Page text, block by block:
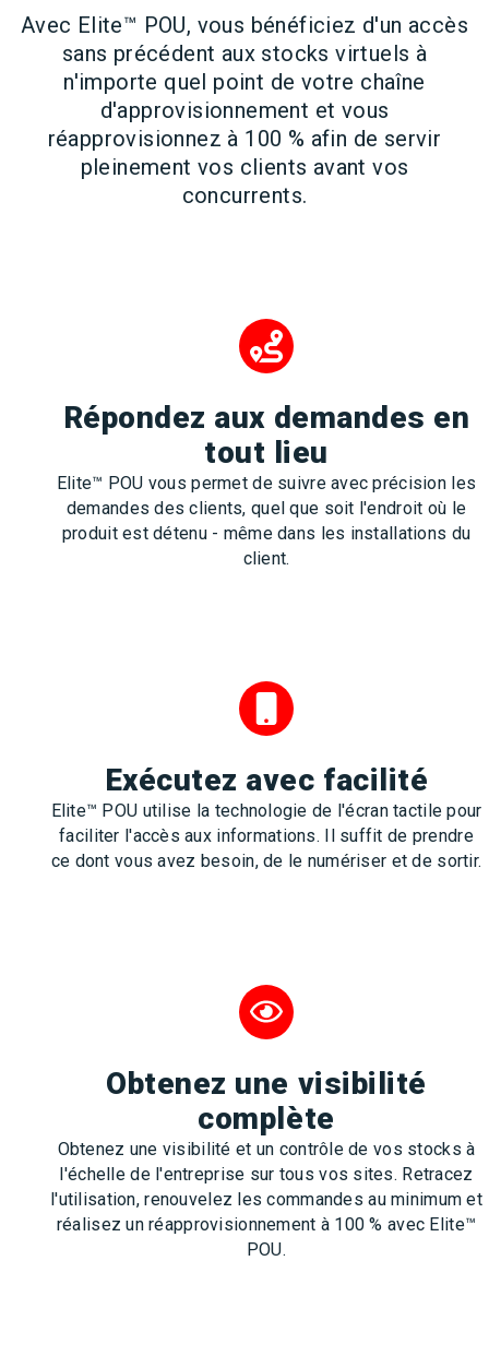
Avec Elite™ POU, vous bénéficiez d'un accès
sans précédent aux stocks virtuels à
n'importe quel point de votre chaîne
d'approvisionnement et vous
réapprovisionnez à 100 % afin de servir
pleinement vos clients avant vos
concurrents.
Répondez aux demandes en
tout lieu
Elite™ POU vous permet de suivre avec précision les
demandes des clients, quel que soit l'endroit où le
produit est détenu - même dans les installations du
client.
Exécutez avec facilité
Elite™ POU utilise la technologie de l'écran tactile pour
faciliter l'accès aux informations. Il suffit de prendre
ce dont vous avez besoin, de le numériser et de sortir.
Obtenez une visibilité
complète
Obtenez une visibilité et un contrôle de vos stocks à
l'échelle de l'entreprise sur tous vos sites. Retracez
l'utilisation, renouvelez les commandes au minimum et
réalisez un réapprovisionnement à 100 % avec Elite™
POU.